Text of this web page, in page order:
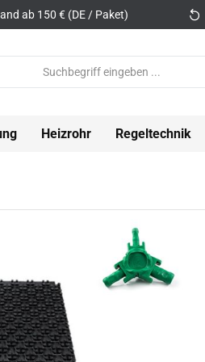
ab 150 € (DE / Paket)
Heizrohr Regeltechnik